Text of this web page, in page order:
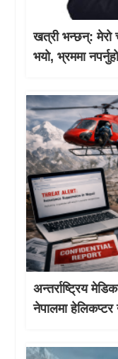
खत्री भन्छन्: मेरो
भयो, भ्रममा
अन्तर्राष्ट्रिय
नेपालमा हेलिकप्टर